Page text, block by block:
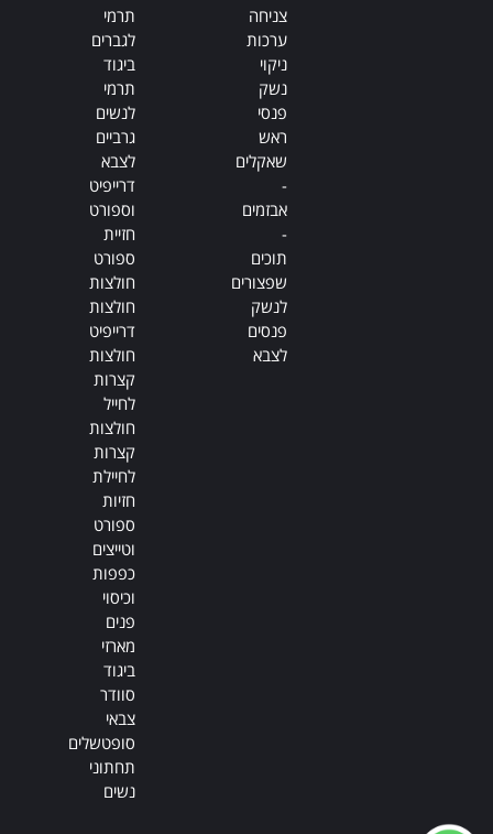
צניחה
ערכות
ניקוי
נשק
פנסי
ראש
שאקלים
-
אבזמים
-
תוכים
שפצורים
לנשק
פנסים
לצבא
תרמי
לגברים
ביגוד
תרמי
לנשים
גרביים
לצבא
דרייפיט
וספורט
חזיית
ספורט
חולצות
חולצות
דרייפיט
חולצות
קצרות
לחייל
חולצות
קצרות
לחיילת
חזיות
ספורט
וטייצים
כפפות
וכיסוי
פנים
מארזי
ביגוד
סוודר
צבאי
סופטשלים
תחתוני
נשים